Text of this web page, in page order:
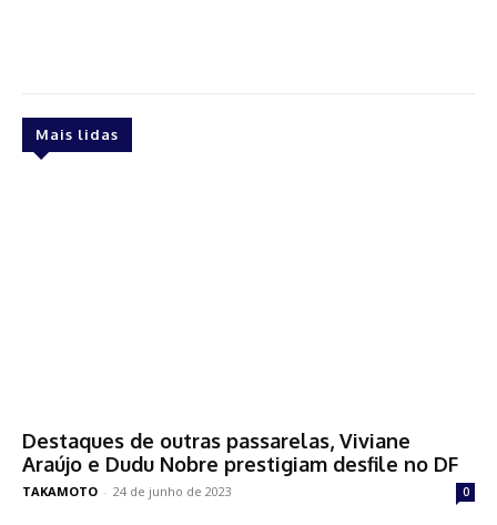
Mais lidas
Destaques de outras passarelas, Viviane
Araújo e Dudu Nobre prestigiam desfile no DF
TAKAMOTO - 24 de junho de 2023 0